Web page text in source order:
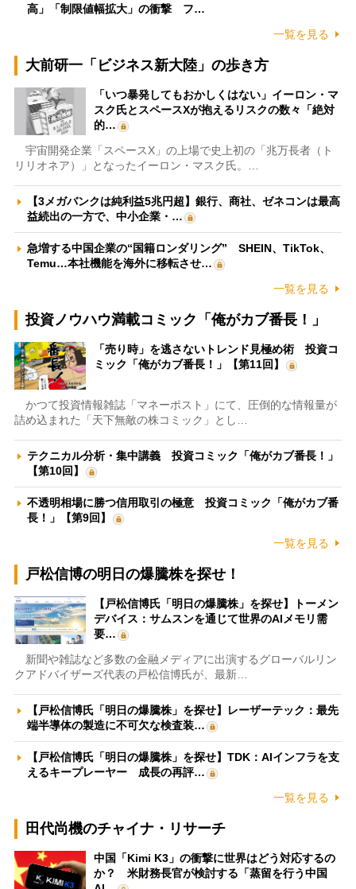
高」「制限値幅拡大」の衝撃 フ…
一覧を見る
大前研一「ビジネス新大陸」の歩き方
「いつ暴発してもおかしくはない」イーロン・マ
スク氏とスペースXが抱えるリスクの数々「絶対
的…
宇宙開発企業「スペースX」の上場で史上初の「兆万長者（ト
リリオネア）」となったイーロン・マスク氏。…
【3メガバンクは純利益5兆円超】銀行、商社、ゼネコンは最高
益続出の一方で、中小企業・…
急増する中国企業の“国籍ロンダリング” SHEIN、TikTok、
Temu…本社機能を海外に移転させ…
一覧を見る
投資ノウハウ満載コミック「俺がカブ番長！」
「売り時」を逃さないトレンド見極め術 投資コ
ミック「俺がカブ番長！」【第11回】
かつて投資情報雑誌「マネーポスト」にて、圧倒的な情報量が
詰め込まれた「天下無敵の株コミック」とし…
テクニカル分析・集中講義 投資コミック「俺がカブ番長！」
【第10回】
不透明相場に勝つ信用取引の極意 投資コミック「俺がカブ番
長！」【第9回】
一覧を見る
戸松信博の明日の爆騰株を探せ！
【戸松信博氏「明日の爆騰株」を探せ】トーメン
デバイス：サムスンを通じて世界のAIメモリ需
要…
新聞や雑誌など多数の金融メディアに出演するグローバルリン
クアドバイザーズ代表の戸松信博氏が、最新…
【戸松信博氏「明日の爆騰株」を探せ】レーザーテック：最先
端半導体の製造に不可欠な検査装…
【戸松信博氏「明日の爆騰株」を探せ】TDK：AIインフラを支
えるキープレーヤー 成長の再評…
一覧を見る
田代尚機のチャイナ・リサーチ
中国「Kimi K3」の衝撃に世界はどう対応するの
か？ 米財務長官が検討する「蒸留を行う中国